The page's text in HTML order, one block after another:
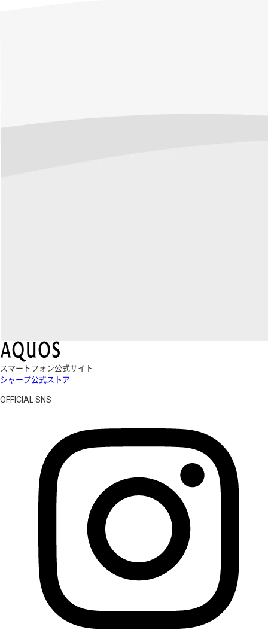
スマートフォン公式サイト
シャープ公式ストア
OFFICIAL SNS